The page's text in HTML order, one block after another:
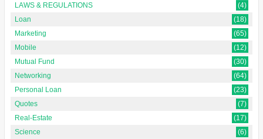
LAWS & REGULATIONS
(4)
Loan
(18)
Marketing
(65)
Mobile
(12)
Mutual Fund
(30)
Networking
(64)
Personal Loan
(23)
Quotes
(7)
Real-Estate
(17)
Science
(6)